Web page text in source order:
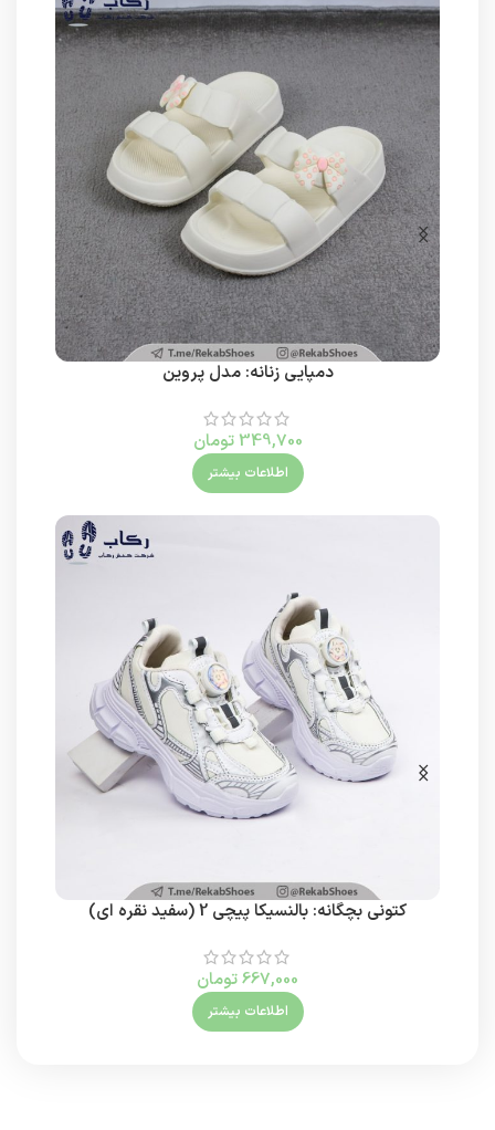
دمپایی زنانه: مدل پروین
349,700 تومان
اطلاعات بیشتر
کتونی بچگانه: بالنسیکا پیچی 2 (سفید نقره ای)
667,000تومان
اطلاعات بیشتر